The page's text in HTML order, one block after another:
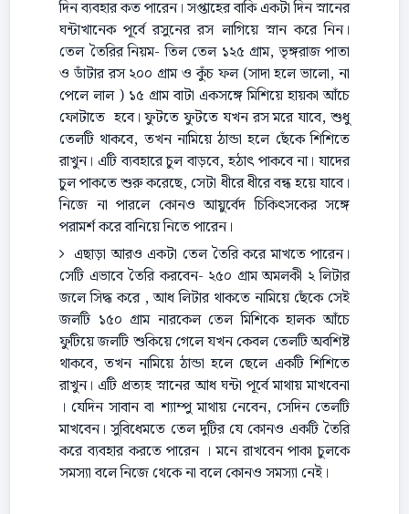
দিন ব্যবহার কত পারেন। সপ্তাহের বাকি একটা দিন স্নানের
ঘন্টাখানেক পূর্বে রসুনের রস লাগিয়ে স্নান করে নিন।
তেল তৈরির নিয়ম- তিল তেল ১২৫ গ্রাম, ভৃঙ্গরাজ পাতা
ও ডাঁটার রস ২০০ গ্রাম ও কুঁচ ফল (সাদা হলে ভালো, না
পেলে লাল ) ১৫ গ্রাম বাটা একসঙ্গে মিশিয়ে হায়কা আঁচে
ফোটাতে হবে। ফুটতে ফুটতে যখন রস মরে যাবে, শুধু
তেলটি থাকবে, তখন নামিয়ে ঠান্ডা হলে ছেঁকে শিশিতে
রাখুন। এটি ব্যবহারে চুল বাড়বে, হঠাৎ পাকবে না। যাদের
চুল পাকতে শুরু করেছে, সেটা ধীরে ধীরে বন্ধ হয়ে যাবে।
নিজে না পারলে কোনও আয়ুর্বেদ চিকিৎসকের সঙ্গে
পরামর্শ করে বানিয়ে নিতে পারেন।
এছাড়া আরও একটা তেল তৈরি করে মাখতে পারেন।
সেটি এভাবে তৈরি করবেন- ২৫০ গ্রাম অমলকী ২ লিটার
জলে সিদ্ধ করে , আধ লিটার থাকতে নামিয়ে ছেঁকে সেই
জলটি ১৫০ গ্রাম নারকেল তেল মিশিকে হালক আঁচে
ফুটিয়ে জলটি শুকিয়ে গেলে যখন কেবল তেলটি অবশিষ্ট
থাকবে, তখন নামিয়ে ঠান্ডা হলে ছেলে একটি শিশিতে
রাখুন। এটি প্রত্যহ স্নানের আধ ঘন্টা পূর্বে মাথায় মাখবেনা
। যেদিন সাবান বা শ্যাম্পু মাথায় নেবেন, সেদিন তেলটি
মাখবেন। সুবিধেমতে তেল দুটির যে কোনও একটি তৈরি
করে ব্যবহার করতে পারেন । মনে রাখবেন পাকা চুলকে
সমস্যা বলে নিজে থেকে না বলে কোনও সমস্যা নেই।